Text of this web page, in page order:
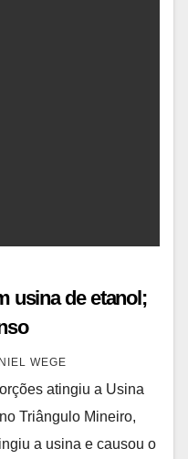
usina de etanol;
WEGE
atingiu a Usina
Triângulo Mineiro,
a usina e causou o